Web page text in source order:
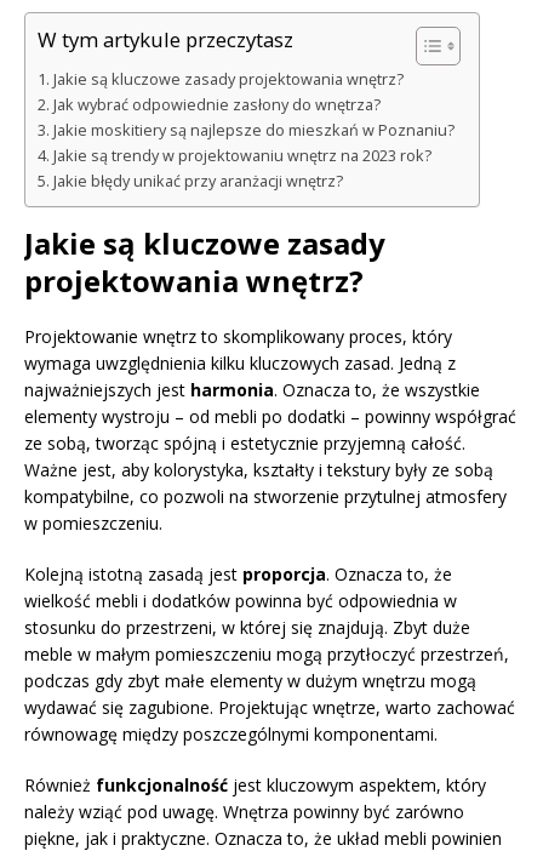
W tym artykule przeczytasz
Jakie są kluczowe zasady projektowania wnętrz?
Jak wybrać odpowiednie zasłony do wnętrza?
Jakie moskitiery są najlepsze do mieszkań w Poznaniu?
Jakie są trendy w projektowaniu wnętrz na 2023 rok?
Jakie błędy unikać przy aranżacji wnętrz?
Jakie są kluczowe zasady
projektowania wnętrz?
Projektowanie wnętrz to skomplikowany proces, który
wymaga uwzględnienia kilku kluczowych zasad. Jedną z
najważniejszych jest harmonia. Oznacza to, że wszystkie
elementy wystroju – od mebli po dodatki – powinny współgrać
ze sobą, tworząc spójną i estetycznie przyjemną całość.
Ważne jest, aby kolorystyka, kształty i tekstury były ze sobą
kompatybilne, co pozwoli na stworzenie przytulnej atmosfery
w pomieszczeniu.
Kolejną istotną zasadą jest proporcja. Oznacza to, że
wielkość mebli i dodatków powinna być odpowiednia w
stosunku do przestrzeni, w której się znajdują. Zbyt duże
meble w małym pomieszczeniu mogą przytłoczyć przestrzeń,
podczas gdy zbyt małe elementy w dużym wnętrzu mogą
wydawać się zagubione. Projektując wnętrze, warto zachować
równowagę między poszczególnymi komponentami.
Również funkcjonalność jest kluczowym aspektem, który
należy wziąć pod uwagę. Wnętrza powinny być zarówno
piękne, jak i praktyczne. Oznacza to, że układ mebli powinien